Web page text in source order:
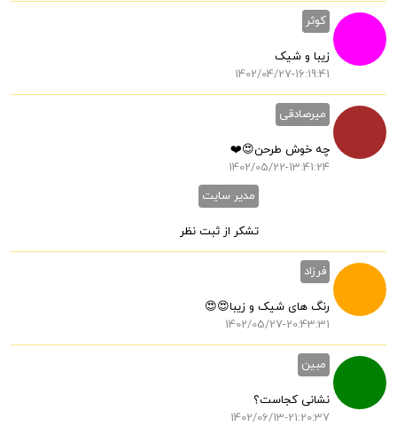
کوثر
زیبا و شیک
1402/04/27-16:19:41
میرصادقی
چه خوش طرحن😍❤️
1402/05/22-13:41:24
مدیر سایت
تشکر از ثبت نظر
فرزاد
رنگ های شیک و زیبا😍😍
1402/05/27-20:43:31
مبین
نشانی کجاست؟
1402/06/13-21:20:37